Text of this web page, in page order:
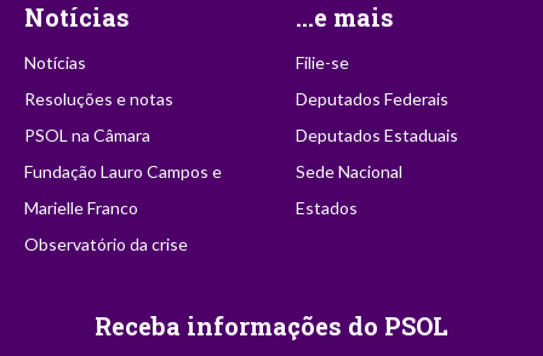
Notícias
Notícias
Resoluções e notas
PSOL na Câmara
Fundação Lauro Campos e
Marielle Franco
Observatório da crise
...e mais
Filie-se
Deputados Federais
Deputados Estaduais
Sede Nacional
Estados
Receba informações do PSOL